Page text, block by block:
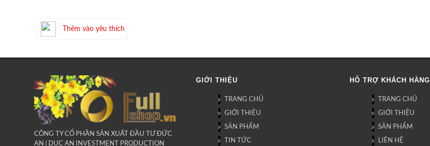
Thêm vào yêu thích
CÔNG TY CỔ PHẦN SẢN XUẤT ĐẦU TƯ ĐỨC
AN ( DUC AN INVESTMENT PRODUCTION
GIỚI THIỆU
TRANG CHỦ
GIỚI THIỆU
SẢN PHẨM
TIN TỨC
HỖ TRỢ KHÁCH HÀNG
TRANG CHỦ
GIỚI THIỆU
SẢN PHẨM
LIÊN HỆ